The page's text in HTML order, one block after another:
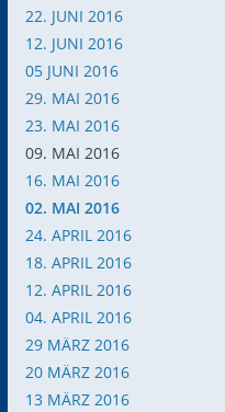
22. JUNI 2016
12. JUNI 2016
05 JUNI 2016
29. MAI 2016
23. MAI 2016
09. MAI 2016
16. MAI 2016
02. MAI 2016
24. APRIL 2016
18. APRIL 2016
12. APRIL 2016
04. APRIL 2016
29 MÄRZ 2016
20 MÄRZ 2016
13 MÄRZ 2016